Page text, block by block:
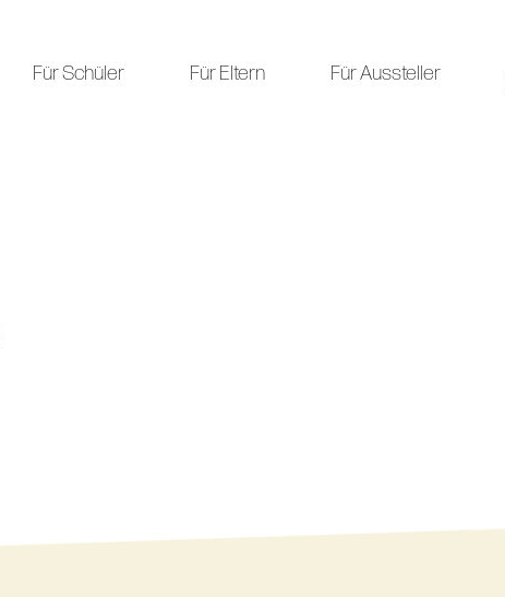
Für Schüler Für Eltern Für Aussteller